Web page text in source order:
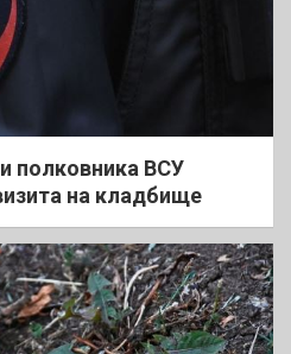
полковника ВСУ
на кладбище